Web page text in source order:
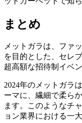
まとめ
メットガラは、ファ
を目的とした、セレ
超高額な招待制イベン
2024年のメットガラ
ーマに、繊細で柔ら
ます。このようなチ
ョン業界における一